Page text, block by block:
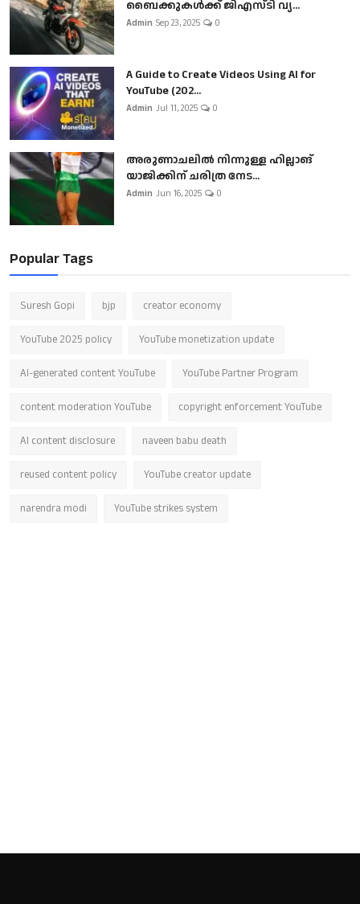
ബൈക്കുകൾക്ക് ജിഎസ്ടി വ്യ...
Admin Sep 23, 2025 0
A Guide to Create Videos Using AI for
YouTube (202...
Admin Jul 11, 2025 0
അരുണാചലിൽ നിന്നുള്ള ഹില്ലാങ്
യാജിക്കിന് ചരിത്ര നേട...
Admin Jun 16, 2025 0
Popular Tags
Suresh Gopi bjp creator economy
YouTube 2025 policy YouTube monetization update
AI-generated content YouTube YouTube Partner Program
content moderation YouTube copyright enforcement YouTube
AI content disclosure naveen babu death
reused content policy YouTube creator update
narendra modi YouTube strikes system